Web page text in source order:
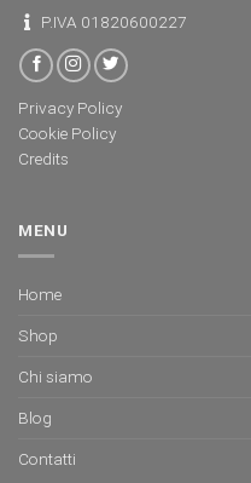
P.IVA 01820600227
Privacy Policy
Cookie Policy
Credits
MENU
Home
Shop
Chi siamo
Blog
Contatti